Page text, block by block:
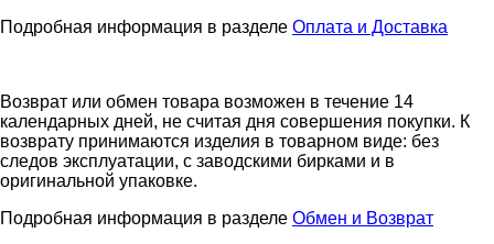
Подробная информация в разделе Оплата и Доставка
Возврат или обмен товара возможен в течение 14
календарных дней, не считая дня совершения покупки. К
возврату принимаются изделия в товарном виде: без
следов эксплуатации, с заводскими бирками и в
оригинальной упаковке.
Подробная информация в разделе Обмен и Возврат